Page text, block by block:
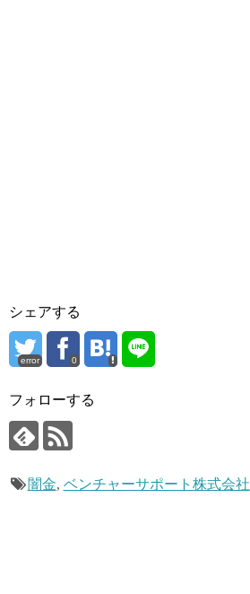
シェアする
error 0
フォローする
闇金, ベンチャーサポート株式会社